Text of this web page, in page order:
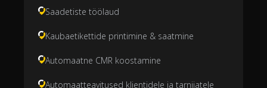
Saadetiste töölaud
Kaubaetikettide printimine & saatmine
Automaatne CMR koostamine
Automaatteavitused klientidele ja tarnijatele